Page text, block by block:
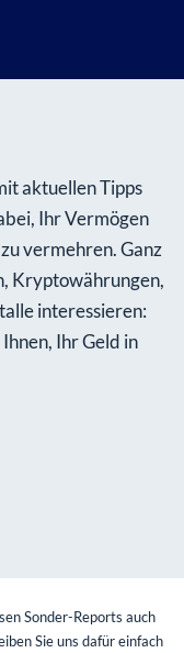
aktuellen Tipps
Ihr Vermögen
vermehren. Ganz
Kryptowährungen,
interessieren:
Ihr Geld in
Sonder-Reports auch
Sie uns dafür einfach